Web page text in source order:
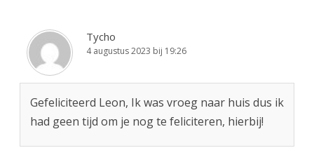
Tycho
4 augustus 2023 bij 19:26
Gefeliciteerd Leon, Ik was vroeg naar huis dus ik
had geen tijd om je nog te feliciteren, hierbij!